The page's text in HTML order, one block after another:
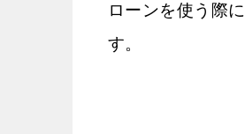
ローンを使う際
す。